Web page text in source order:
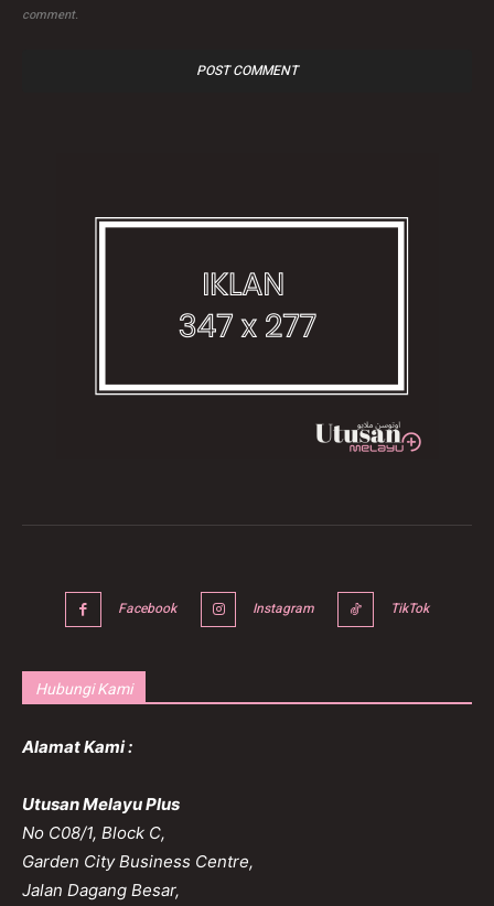
comment.
Facebook Instagram TikTok
Hubungi Kami
Alamat Kami :
Utusan Melayu Plus
No C08/1, Block C,
Garden City Business Centre,
Jalan Dagang Besar,